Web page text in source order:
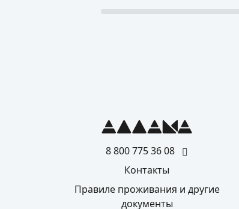
8 800 775 36 08
Контакты
Правиле проживания и другие
документы